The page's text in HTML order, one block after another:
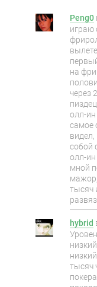
Peng0
играю
на
через
олл-ин
самое
видел,
собой
олл-ин
мной
тысяч
hybrid
тысяч